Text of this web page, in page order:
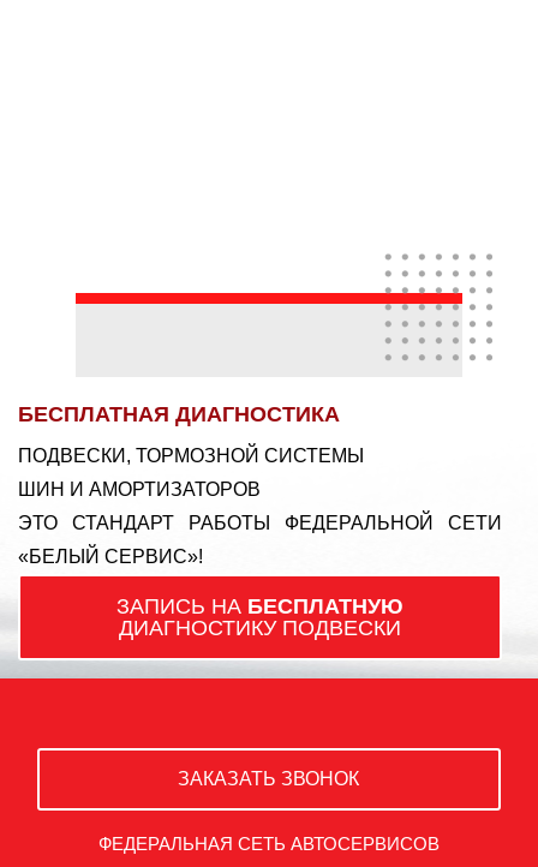
БЕСПЛАТНАЯ ДИАГНОСТИКА
ПОДВЕСКИ, ТОРМОЗНОЙ СИСТЕМЫ
ШИН И АМОРТИЗАТОРОВ
ЭТО СТАНДАРТ РАБОТЫ ФЕДЕРАЛЬНОЙ СЕТИ
«БЕЛЫЙ СЕРВИС»!
ЗАПИСЬ НА БЕСПЛАТНУЮ
ДИАГНОСТИКУ ПОДВЕСКИ
ЗАКАЗАТЬ ЗВОНОК
ФЕДЕРАЛЬНАЯ СЕТЬ АВТОСЕРВИСОВ